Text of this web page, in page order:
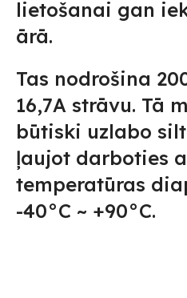
lietošanai gan
ārā.
Tas nodrošina
16,7A strāvu. Tā
būtiski uzlabo
ļaujot darboties
temperatūras
-40°C ~ +90°C.